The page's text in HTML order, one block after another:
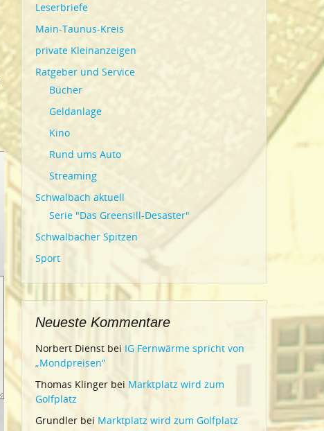
Leserbriefe
Main-Taunus-Kreis
private Kleinanzeigen
Ratgeber und Service
Bücher
Geldanlage
Kino
Rund ums Auto
Streaming
Schwalbach aktuell
Serie "Das Greensill-Desaster"
Schwalbacher Spitzen
Sport
Neueste Kommentare
Norbert Dienst bei IG Fernwärme spricht von
„Mondpreisen“
Thomas Klinger bei Marktplatz wird zum
Golfplatz
Grundler bei Marktplatz wird zum Golfplatz